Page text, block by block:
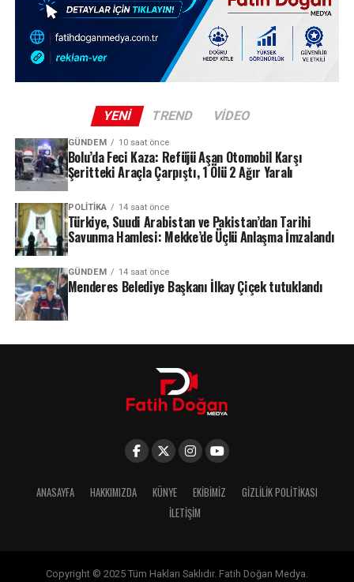
YENI TREND VIDEO
GÜNDEM 10 saat önce
Bolu’da Feci Kaza: Refüjü Aşan Otomobil Karşı
Şeritteki Araçla Çarpıştı, 1 Ölü 2 Ağır Yaralı
POLITIKA 14 saat önce
Türkiye, Suudi Arabistan ve Pakistan’dan Tarihi
Savunma Hamlesi: Mekke’de Üçlü Anlaşma İmzalandı
GÜNDEM 14 saat önce
Menderes Belediye Başkanı İlkay Çiçek tutuklandı
ANASAYFA HAKKIMIZDA KÜNYE EKIBIMIZ
GIZLILIK POLITIKASI
İLETIŞIM
Copyright © 2025 Tüm Hakları Saklıdır. Fatih Doğan Medya.